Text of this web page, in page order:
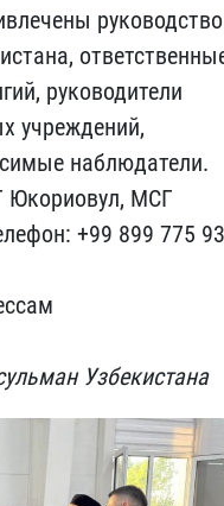
руководство
руководители
учреждений,
наблюдатели.
Юкориовул, МСГ
+99 899 775 93
Узбекистана